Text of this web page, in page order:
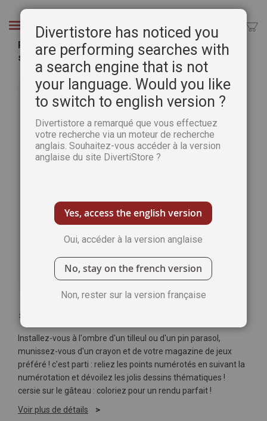
Chercher
Points à Relier Serenity 13 - Thèmes Ile déserte,
sous la mer, histoire, inventions, chats...
galerie
d’images
Soyez le premier à commenter ce produit
Installez-vous à l'ombre d'un tilleul ou d'un pin parasol,
munissez-vous d'un crayon et de votre magazine de jeux
préféré ! c'est parti : reliez les points numérotés en suivant la
numérotation et dévoilez les jolis dessins thématiques !
cersie sur le gâteau : coloriez pour un rendu parfait !
Voir plus de détails
Divertistore has noticed you
are performing searches with
a search engine that is not
your language. Would you like
to switch to english version ?
Divertistore a remarqué que vous effectuez
votre recherche via un moteur de recherche
anglais. Souhaitez-vous accéder à la version
anglaise du site DivertiStore ?
Yes, access the english version
Oui, accéder à la version anglaise
No, stay on the french version
Non, rester sur la version française